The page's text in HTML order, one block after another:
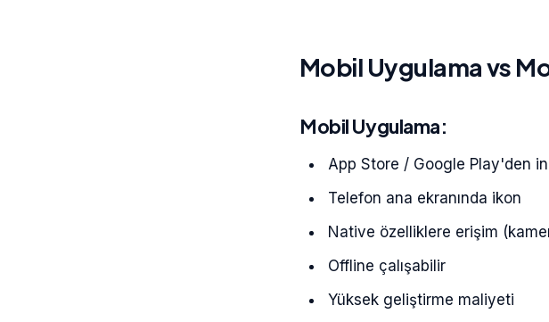
Mobil Uygulama vs
Mobil Uygulama:
App Store / Google Play'den
Telefon ana ekranında ikon
Native özelliklere erişim
Offline çalışabilir
Yüksek geliştirme maliyeti